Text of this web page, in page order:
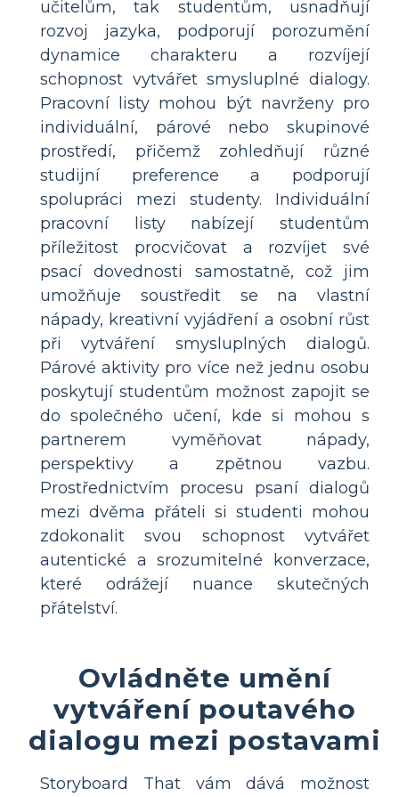
učitelům, tak studentům, usnadňují
rozvoj jazyka, podporují porozumění
dynamice charakteru a rozvíjejí
schopnost vytvářet smysluplné dialogy.
Pracovní listy mohou být navrženy pro
individuální, párové nebo skupinové
prostředí, přičemž zohledňují různé
studijní preference a podporují
spolupráci mezi studenty. Individuální
pracovní listy nabízejí studentům
příležitost procvičovat a rozvíjet své
psací dovednosti samostatně, což jim
umožňuje soustředit se na vlastní
nápady, kreativní vyjádření a osobní růst
při vytváření smysluplných dialogů.
Párové aktivity pro více než jednu osobu
poskytují studentům možnost zapojit se
do společného učení, kde si mohou s
partnerem vyměňovat nápady,
perspektivy a zpětnou vazbu.
Prostřednictvím procesu psaní dialogů
mezi dvěma přáteli si studenti mohou
zdokonalit svou schopnost vytvářet
autentické a srozumitelné konverzace,
které odrážejí nuance skutečných
přátelství.
Ovládněte umění
vytváření poutavého
dialogu mezi postavami
Storyboard That vám dává možnost